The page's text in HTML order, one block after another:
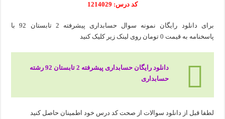
کد درس: 1214029
برای دانلود رایگان نمونه سوال حسابداری پیشرفته 2 تابستان 92 با
پاسخنامه به قیمت 0 تومان روی لینک زیر کلیک کنید
دانلود رایگان حسابداری پیشرفته 2 تابستان 92 رشته
حسابداری
لطفا قبل از دانلود سوالات از صحت کد درس خود اطمینان حاصل کنید